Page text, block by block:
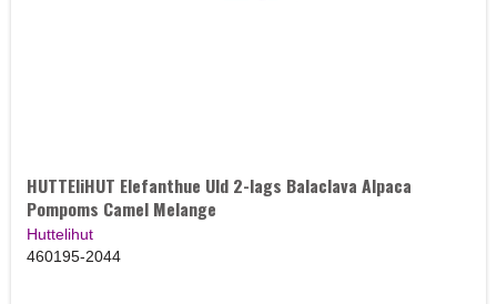
HUTTEliHUT Elefanthue Uld 2-lags Balaclava Alpaca
Pompoms Camel Melange
Huttelihut
460195-2044